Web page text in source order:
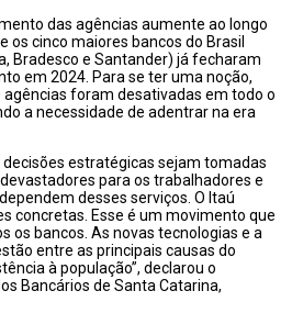
das agências aumente ao longo
os cinco maiores bancos do Brasil
Bradesco e Santander) já fecharam
em 2024. Para se ter uma noção,
agências foram desativadas em todo o
a necessidade de adentrar na era
estratégicas sejam tomadas
para os trabalhadores e
desses serviços. O Itaú
concretas. Esse é um movimento que
os bancos. As novas tecnologias e a
entre as principais causas do
à população”, declarou o
Bancários de Santa Catarina,